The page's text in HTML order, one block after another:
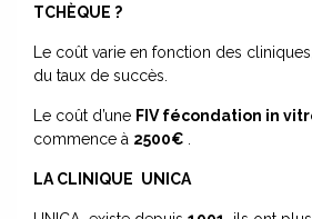
TCHÈQUE ?
Le coût varie en fonction des
du taux de succès.
Le coût d’une FIV fécondation in
commence à 2500€ .
LA CLINIQUE UNICA